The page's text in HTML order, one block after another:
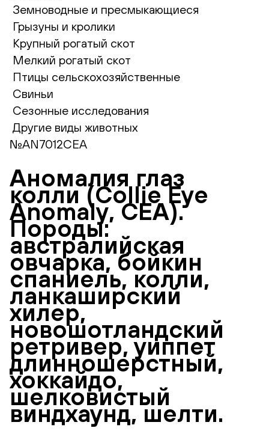
Земноводные и пресмыкающиеся
Грызуны и кролики
Крупный рогатый скот
Мелкий рогатый скот
Птицы сельскохозяйственные
Свиньи
Сезонные исследования
Другие виды животных
№AN7012CEA
Аномалия глаз
колли (Сollie Eye
Anomaly, CEA).
Породы:
австралийская
овчарка, бойкин
спаниель, колли,
ланкаширский
хилер,
новошотландский
ретривер, уиппет
длинношерстный,
хоккайдо,
шелковистый
виндхаунд, шелти.